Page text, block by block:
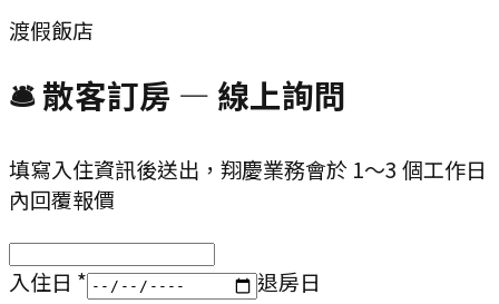
渡假飯店
🛎 散客訂房 — 線上詢問
填寫入住資訊後送出，翔慶業務會於 1～3 個工作日
內回覆報價
入住日 * 退房日